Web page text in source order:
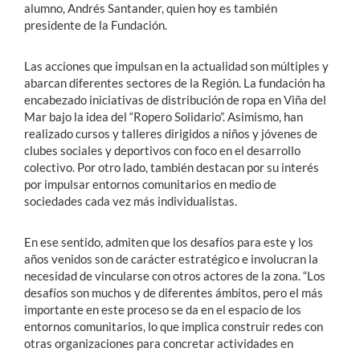
alumno, Andrés Santander, quien hoy es también
presidente de la Fundación.
Las acciones que impulsan en la actualidad son múltiples y
abarcan diferentes sectores de la Región. La fundación ha
encabezado iniciativas de distribución de ropa en Viña del
Mar bajo la idea del “Ropero Solidario”. Asimismo, han
realizado cursos y talleres dirigidos a niños y jóvenes de
clubes sociales y deportivos con foco en el desarrollo
colectivo. Por otro lado, también destacan por su interés
por impulsar entornos comunitarios en medio de
sociedades cada vez más individualistas.
En ese sentido, admiten que los desafíos para este y los
años venidos son de carácter estratégico e involucran la
necesidad de vincularse con otros actores de la zona. “Los
desafíos son muchos y de diferentes ámbitos, pero el más
importante en este proceso se da en el espacio de los
entornos comunitarios, lo que implica construir redes con
otras organizaciones para concretar actividades en